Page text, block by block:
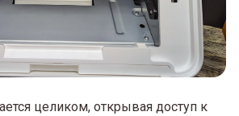
целиком, открывая доступ к